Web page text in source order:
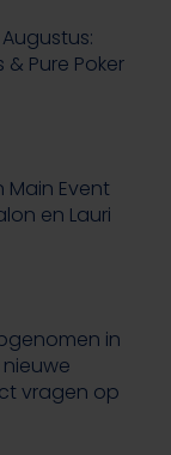
& Pure Poker
Main Event
en Lauri
in
nieuwe
vragen op